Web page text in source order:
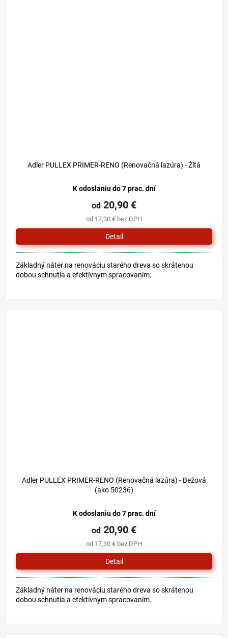
Adler PULLEX PRIMER-RENO (Renovačná lazúra) - Žltá
K odoslaniu do 7 prac. dní
od 17,30 € bez DPH
od 20,90 €
Detail
Základný náter na renováciu starého dreva so skrátenou
dobou schnutia a efektívnym spracovaním.
Adler PULLEX PRIMER-RENO (Renovačná lazúra) - Bežová
(ako 50236)
K odoslaniu do 7 prac. dní
od 17,30 € bez DPH
od 20,90 €
Detail
Základný náter na renováciu starého dreva so skrátenou
dobou schnutia a efektívnym spracovaním.